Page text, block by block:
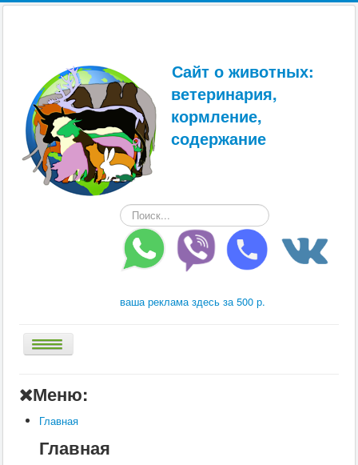
Сайт о животных:
ветеринария,
кормление,
содержание
Искать...
ваша реклама здесь за 500 р.
Меню:
Главная
Главная